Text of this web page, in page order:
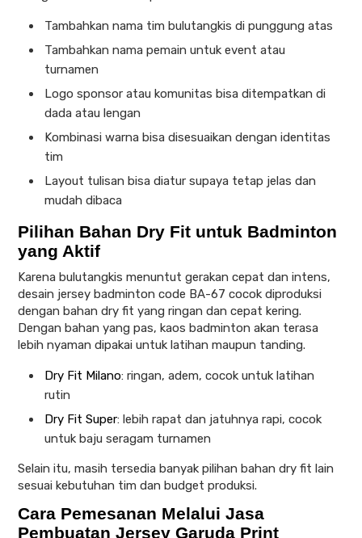
Tambahkan nama tim bulutangkis di punggung atas
Tambahkan nama pemain untuk event atau
turnamen
Logo sponsor atau komunitas bisa ditempatkan di
dada atau lengan
Kombinasi warna bisa disesuaikan dengan identitas
tim
Layout tulisan bisa diatur supaya tetap jelas dan
mudah dibaca
Pilihan Bahan Dry Fit untuk Badminton
yang Aktif
Karena bulutangkis menuntut gerakan cepat dan intens,
desain jersey badminton code BA-67 cocok diproduksi
dengan bahan dry fit yang ringan dan cepat kering.
Dengan bahan yang pas, kaos badminton akan terasa
lebih nyaman dipakai untuk latihan maupun tanding.
Dry Fit Milano: ringan, adem, cocok untuk latihan
rutin
Dry Fit Super: lebih rapat dan jatuhnya rapi, cocok
untuk baju seragam turnamen
Selain itu, masih tersedia banyak pilihan bahan dry fit lain
sesuai kebutuhan tim dan budget produksi.
Cara Pemesanan Melalui Jasa
Pembuatan Jersey Garuda Print